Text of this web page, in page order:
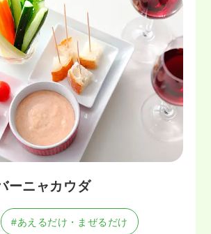
ーニャカウダ
#あえるだけ・まぜるだけ